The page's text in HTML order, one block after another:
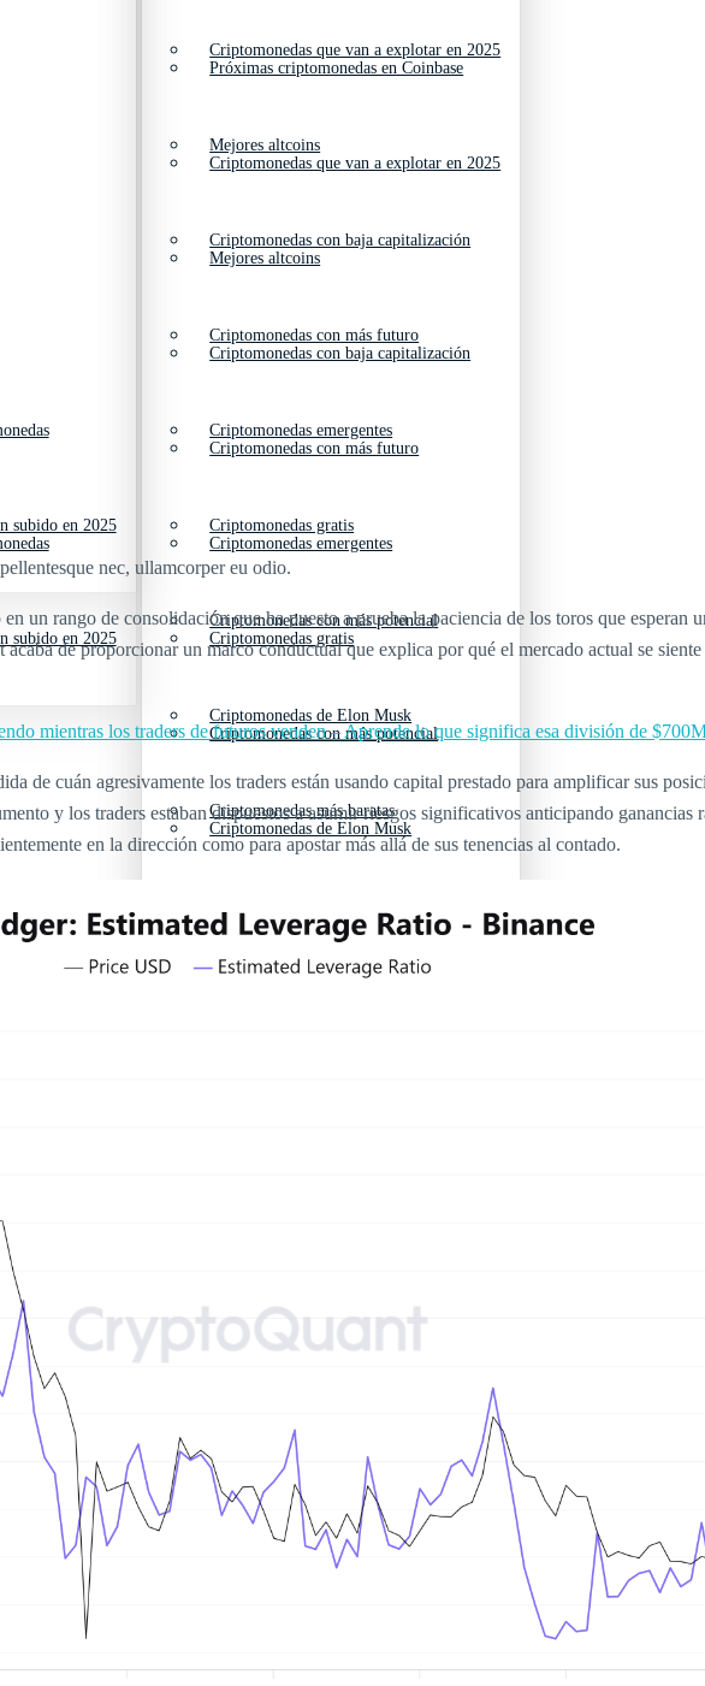
subido en 2025
Criptomonedas que van a explotar en 2025
Mejores altcoins
Criptomonedas con baja capitalización
Criptomonedas con más futuro
Criptomonedas emergentes
Criptomonedas gratis
Criptomonedas con más potencial
Criptomonedas de Elon Musk
Criptomonedas más baratas
subido en 2025
Próximas criptomonedas en Coinbase
Criptomonedas que van a explotar en 2025
Mejores altcoins
Criptomonedas con baja capitalización
Criptomonedas con más futuro
Criptomonedas emergentes
Criptomonedas gratis
Criptomonedas con más potencial
Criptomonedas de Elon Musk
Criptomonedas más baratas
nec, ullamcorper eu odio.
un rango de consolidación que ha puesto a prueba la paciencia de los toros que
de proporcionar un marco conductual que explica por qué el mercado actual se
mientras los traders de futuros venden – Aprende lo que significa esa división de
de cuán agresivamente los traders están usando capital prestado para amplificar sus
y los traders estaban dispuestos a asumir riesgos significativos anticipando ganancias
en la dirección como para apostar más allá de sus tenencias al contado.